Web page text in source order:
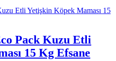
Pack Kuzu Etli
15 Kg Efsane